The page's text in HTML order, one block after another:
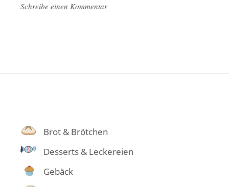
Schreibe einen Kommentar
Brot & Brötchen
Desserts & Leckereien
Gebäck